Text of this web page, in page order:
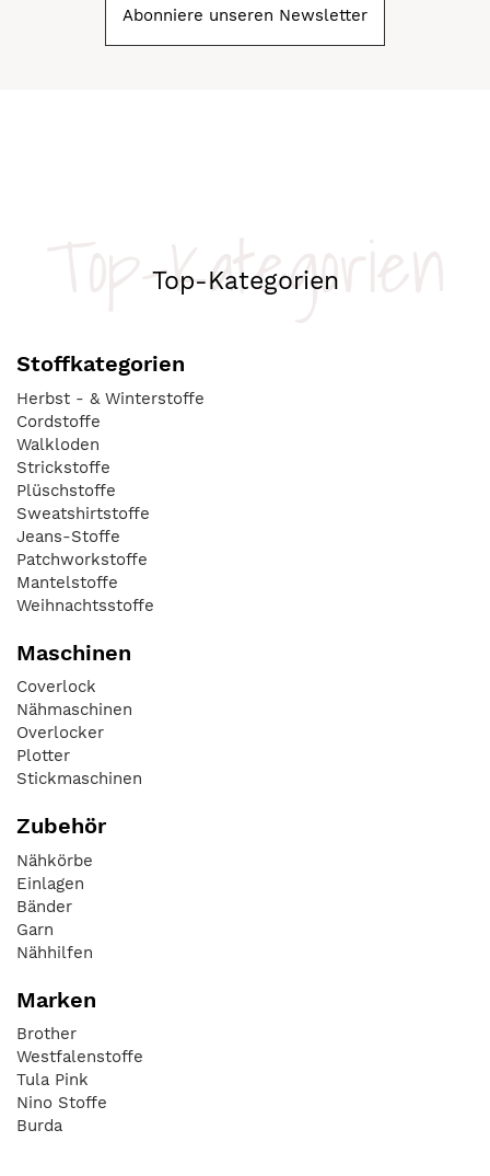
Abonniere unseren Newsletter
Top-Kategorien
Top-Kategorien
Stoffkategorien
Herbst - & Winterstoffe
Cordstoffe
Walkloden
Strickstoffe
Plüschstoffe
Sweatshirtstoffe
Jeans-Stoffe
Patchworkstoffe
Mantelstoffe
Weihnachtsstoffe
Maschinen
Coverlock
Nähmaschinen
Overlocker
Plotter
Stickmaschinen
Zubehör
Nähkörbe
Einlagen
Bänder
Garn
Nähhilfen
Marken
Brother
Westfalenstoffe
Tula Pink
Nino Stoffe
Burda